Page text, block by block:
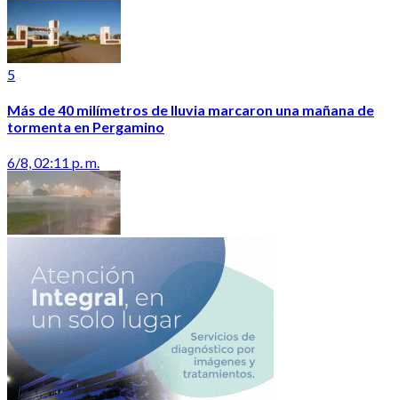
5
Más de 40 milímetros de lluvia marcaron una mañana de
tormenta en Pergamino
6/8, 02:11 p. m.